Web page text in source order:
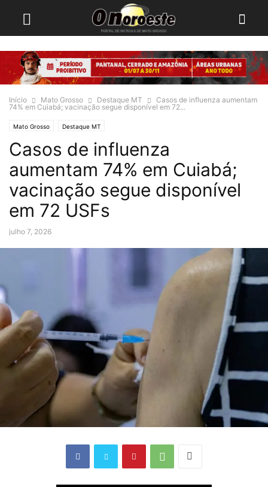
Início Mato Grosso Destaque MT
Casos de influenza aumentam
74% em Cuiabá; vacinação segue disponível em 72...
Mato Grosso Destaque MT
Casos de influenza
aumentam 74% em Cuiabá;
vacinação segue disponível
em 72 USFs
julho 7, 2026